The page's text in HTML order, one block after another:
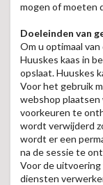
mogen of moeten
Doeleinden van
Om u optimaal
Huuskes kaas in
opslaat. Huuskes
Voor het gebruik
webshop plaatsen
voorkeuren te
wordt verwijderd
wordt er een
na de sessie te
Voor de
diensten